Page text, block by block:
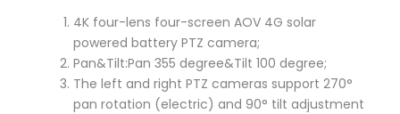
4K four-lens four-screen AOV 4G solar
powered battery PTZ camera;
Pan&Tilt:Pan 355 degree&Tilt 100 degree;
The left and right PTZ cameras support 270°
pan rotation (electric) and 90° tilt adjustment